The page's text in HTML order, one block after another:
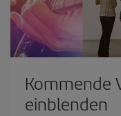
Kommende
einblenden